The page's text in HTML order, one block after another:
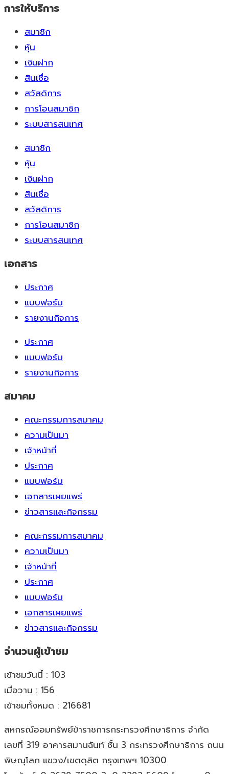
การให้บริการ
สมาชิก
หุ้น
เงินฝาก
สินเชื่อ
สวัสดิการ
การโอนสมาชิก
ระบบสารสนเทศ
สมาชิก
หุ้น
เงินฝาก
สินเชื่อ
สวัสดิการ
การโอนสมาชิก
ระบบสารสนเทศ
เอกสาร
ประกาศ
แบบฟอร์ม
รายงานกิจการ
ประกาศ
แบบฟอร์ม
รายงานกิจการ
สมาคม
คณะกรรมการสมาคม
ความเป็นมา
เจ้าหน้าที่
ประกาศ
แบบฟอร์ม
เอกสารเผยแพร่
ข่าวสารและกิจกรรม
คณะกรรมการสมาคม
ความเป็นมา
เจ้าหน้าที่
ประกาศ
แบบฟอร์ม
เอกสารเผยแพร่
ข่าวสารและกิจกรรม
จำนวนผู้เข้าชม
เข้าชมวันนี้ : 103
เมื่อวาน : 156
เข้าชมทั้งหมด : 216681
สหกรณ์ออมทรัพย์ข้าราชการกระทรวงศึกษาธิการ จำกัด
เลขที่ 319 อาคารสมานฉันท์ ชั้น 3 กระทรวงศึกษาธิการ ถนน
พิษณุโลก แขวง/เขตดุสิต กรุงเทพฯ 10300